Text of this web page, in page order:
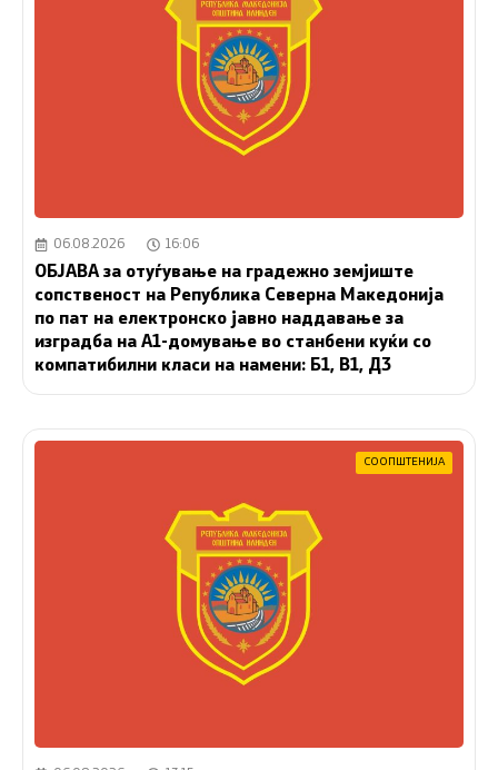
06.08.2026 16:06
ОБЈАВА за отуѓување на градежно земјиште
сопственост на Република Северна Македонија
по пат на електронско јавно наддавање за
изградба на A1-домување во станбени куќи со
компатибилни класи на намени: Б1, В1, Д3
СООПШТЕНИЈА